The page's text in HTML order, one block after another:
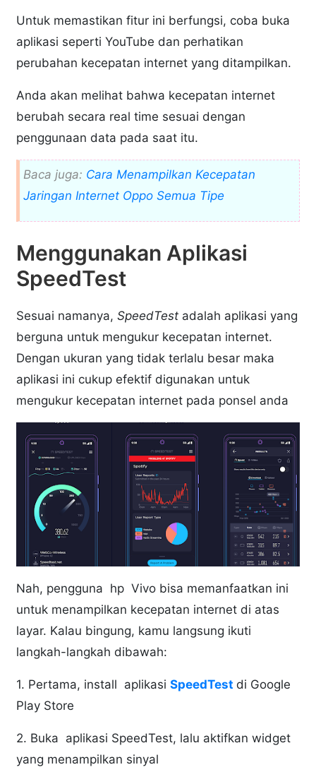
Untuk memastikan fitur ini berfungsi, coba buka
aplikasi seperti YouTube dan perhatikan
perubahan kecepatan internet yang ditampilkan.
Anda akan melihat bahwa kecepatan internet
berubah secara real time sesuai dengan
penggunaan data pada saat itu.
Baca juga: Cara Menampilkan Kecepatan
Jaringan Internet Oppo Semua Tipe
Menggunakan Aplikasi
SpeedTest
Sesuai namanya,SpeedTest adalah aplikasi yang
berguna untuk mengukur kecepatan internet.
Dengan ukuran yang tidak terlalu besar maka
aplikasi ini cukup efektif digunakan untuk
mengukur kecepatan internet pada ponsel anda
Nah, pengguna hp Vivo bisa memanfaatkan ini
untuk menampilkan kecepatan internet di atas
layar. Kalau bingung, kamu langsung ikuti
langkah-langkah dibawah:
1. Pertama, install aplikasiSpeedTest di Google
Play Store
2. Buka aplikasi SpeedTest, lalu aktifkan widget
yang menampilkan sinyal